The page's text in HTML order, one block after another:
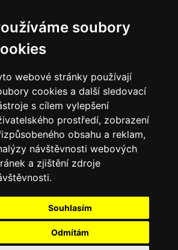
soubory
webové stránky používají
cookies a další sledovací
s cílem vylepšení
prostředí, zobrazení
obsahu a reklam,
návštěvnosti webových
a zjištění zdroje
Souhlasím
Odmítám
bude ukončena jarní sezona.
bude naše prodejna zavřena a